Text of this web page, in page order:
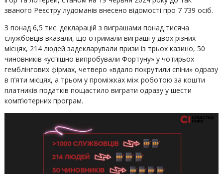
званого Реєстру лудоманів внесено відомості про 7 739 осіб.
З понад 6,5 тис. декларацій з виграшами понад тисяча
службовців вказали, що отримали виграші у двох різних
місцях, 214 людей задекларували призи із трьох казино, 50
чиновників «успішно випробували Фортуну» у чотирьох
гемблінгових фірмах, четверо «вдало покрутили спіни» одразу
в п’яти місцях, а трьом у проміжках між роботою за кошти
платників податків пощастило виграти одразу у шести
компʼютерних програм.